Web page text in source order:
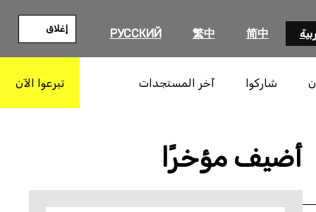
简中
繁中
РУССКИЙ إغلاق
شاركوا آخر المستجدات تبرعوا الآن
أضيف مؤخرًا